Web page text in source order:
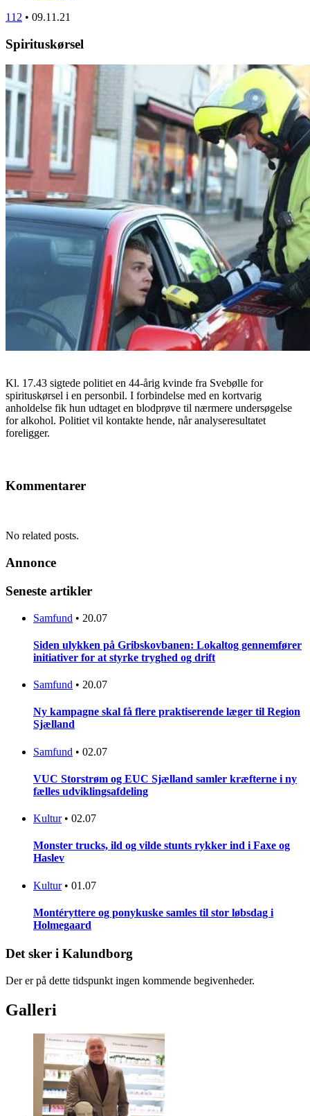
112 • 09.11.21
Spirituskørsel
Kl. 17.43 sigtede politiet en 44-årig kvinde fra Svebølle for
spirituskørsel i en personbil. I forbindelse med en kortvarig
anholdelse fik hun udtaget en blodprøve til nærmere undersøgelse
for alkohol. Politiet vil kontakte hende, når analyseresultatet
foreligger.
Kommentarer
No related posts.
Annonce
Seneste artikler
Samfund • 20.07
Siden ulykken på Gribskovbanen: Lokaltog gennemfører
initiativer for at styrke tryghed og drift
Samfund • 20.07
Ny kampagne skal få flere praktiserende læger til Region
Sjælland
Samfund • 02.07
VUC Storstrøm og EUC Sjælland samler kræfterne i ny
fælles udviklingsafdeling
Kultur • 02.07
Monster trucks, ild og vilde stunts rykker ind i Faxe og
Haslev
Kultur • 01.07
Montéryttere og ponykuske samles til stor løbsdag i
Holmegaard
Det sker i Kalundborg
Der er på dette tidspunkt ingen kommende begivenheder.
Galleri